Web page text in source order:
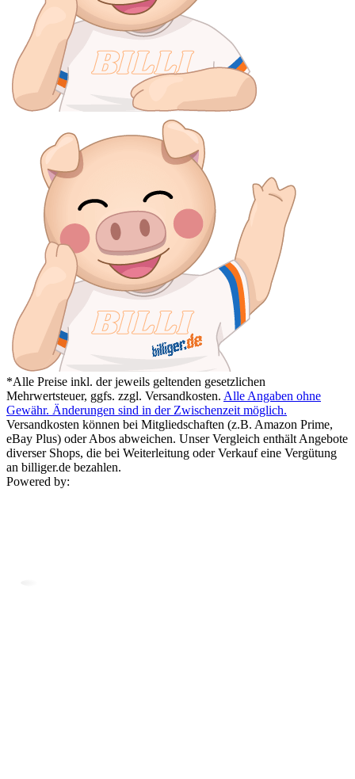
*Alle Preise inkl. der jeweils geltenden gesetzlichen
Mehrwertsteuer, ggfs. zzgl. Versandkosten. Alle Angaben ohne
Gewähr. Änderungen sind in der Zwischenzeit möglich.
Versandkosten können bei Mitgliedschaften (z.B. Amazon Prime,
eBay Plus) oder Abos abweichen. Unser Vergleich enthält Angebote
diverser Shops, die bei Weiterleitung oder Verkauf eine Vergütung
an billiger.de bezahlen.
Powered by: